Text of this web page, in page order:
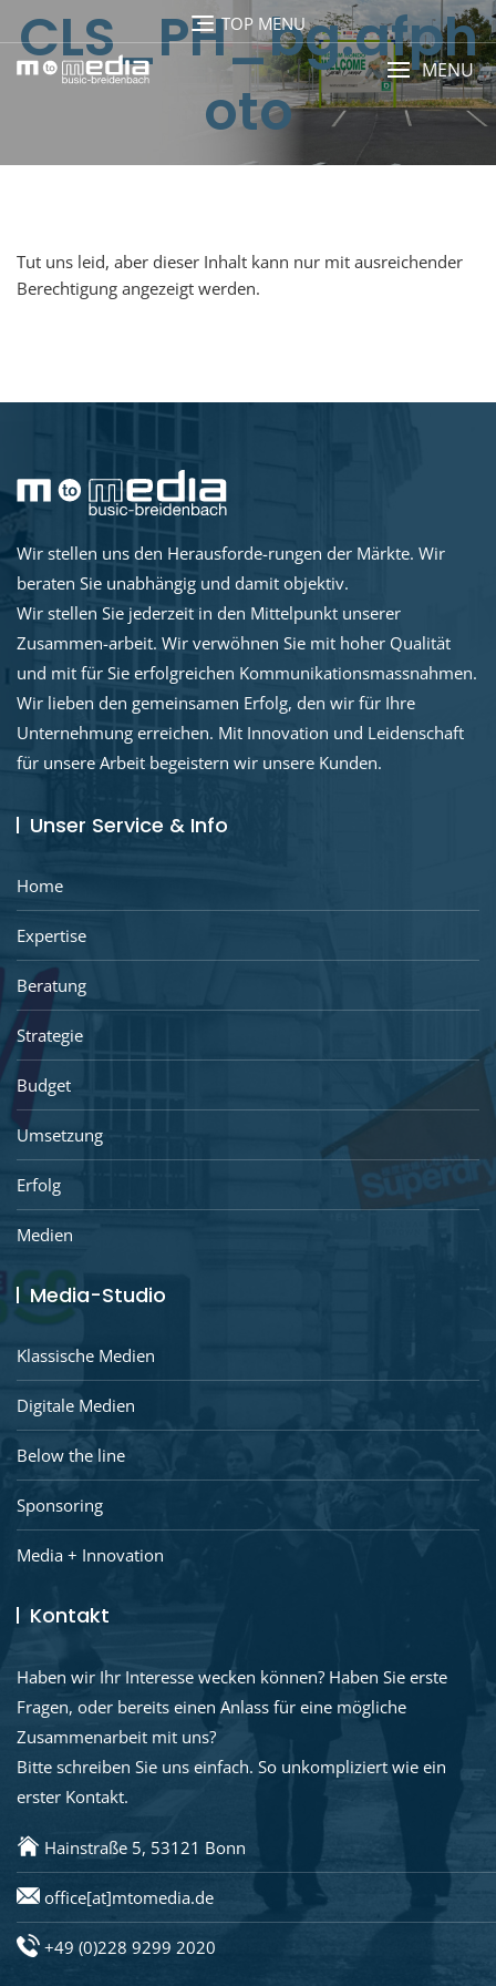
TOP MENU
MENU
CLS_PH_bg.afph
oto
Tut uns leid, aber dieser Inhalt kann nur mit ausreichender
Berechtigung angezeigt werden.
Wir stellen uns den Herausforde-rungen der Märkte. Wir
beraten Sie unabhängig und damit objektiv.
Wir stellen Sie jederzeit in den Mittelpunkt unserer
Zusammen-arbeit. Wir verwöhnen Sie mit hoher Qualität
und mit für Sie erfolgreichen Kommunikationsmassnahmen.
Wir lieben den gemeinsamen Erfolg, den wir für Ihre
Unternehmung erreichen. Mit Innovation und Leidenschaft
für unsere Arbeit begeistern wir unsere Kunden.
Unser Service & Info
Home
Expertise
Beratung
Strategie
Budget
Umsetzung
Erfolg
Medien
Media-Studio
Klassische Medien
Digitale Medien
Below the line
Sponsoring
Media + Innovation
Kontakt
Haben wir Ihr Interesse wecken können? Haben Sie erste
Fragen, oder bereits einen Anlass für eine mögliche
Zusammenarbeit mit uns?
Bitte schreiben Sie uns einfach. So unkompliziert wie ein
erster Kontakt.
Hainstraße 5, 53121 Bonn
office[at]mtomedia.de
+49 (0)228 9299 2020